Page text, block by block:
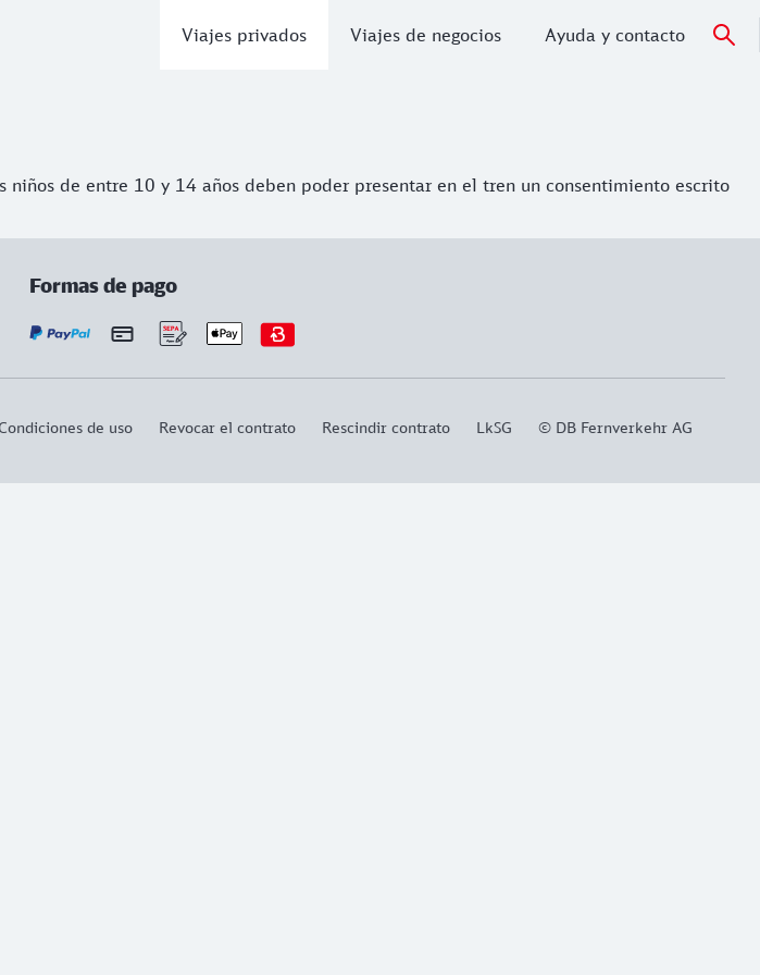
Viajes privados Viajes de negocios Ayuda y contacto
de entre 10 y 14 años deben poder presentar en el tren un consentimiento escrito
Formas de pago
de uso Revocar el contrato Rescindir contrato LkSG © DB Fernverkehr AG